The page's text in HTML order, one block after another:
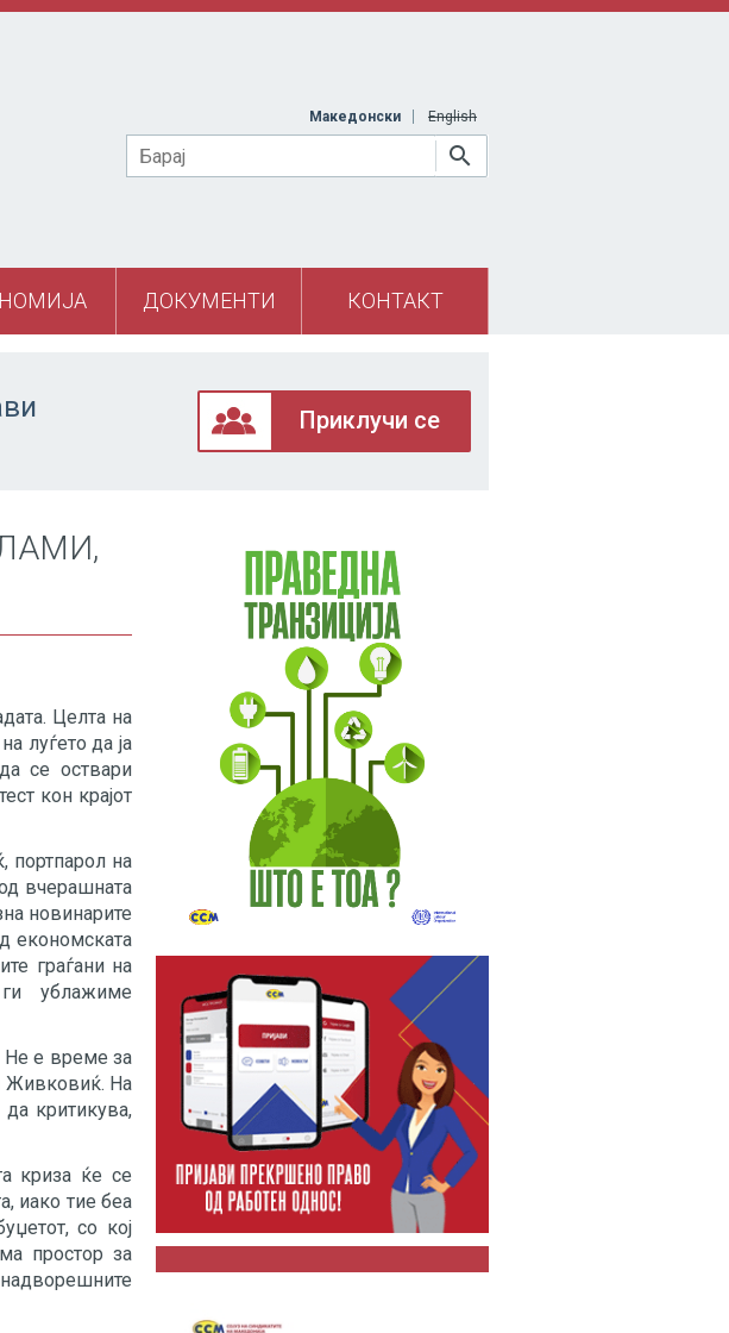
Македонски English
Барај
ДОКУМЕНТИ КОНТАКТ
Приклучи се
Целта на
луѓето да ја
се оствари
кон крајот
портпарол на
вчерашната
новинарите
економската
граѓани на
ублажиме
Не е време за
Живковиќ. На
критикува,
криза ќе се
иако тие беа
со кој
простор за